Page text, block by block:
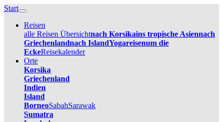
Start
Reisen
alle Reisen Übersichtnach Korsikains tropische Asiennach
Griechenlandnach IslandYogareisenum die
EckeReisekalender
Orte
Korsika
Griechenland
Indien
Island
BorneoSabahSarawak
Sumatra